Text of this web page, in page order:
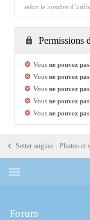
selon le nombre
Permissions
Vous ne pouvez pas
Vous ne pouvez pas
Vous ne pouvez pas
Vous ne pouvez pas
Vous ne pouvez pas
Setter anglais : Photos et
Forum